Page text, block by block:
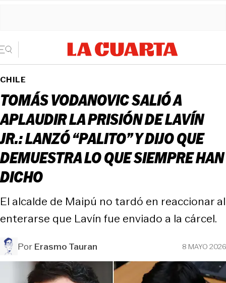
CHILE
TOMÁS VODANOVIC SALIÓ A
APLAUDIR LA PRISIÓN DE LAVÍN
JR.: LANZÓ “PALITO” Y DIJO QUE
DEMUESTRA LO QUE SIEMPRE HAN
DICHO
El alcalde de Maipú no tardó en reaccionar al
enterarse que Lavín fue enviado a la cárcel.
PorErasmo Tauran 8 MAYO 2026